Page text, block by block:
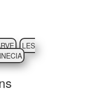
LES